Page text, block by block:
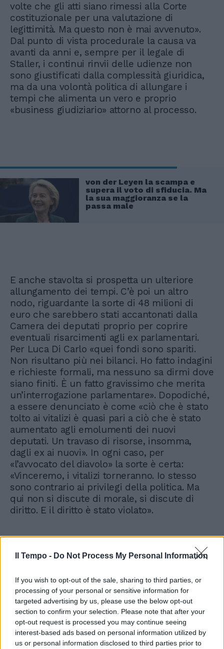
Il Tempo - Do Not Process My Personal Information
If you wish to opt-out of the sale, sharing to third parties, or
processing of your personal or sensitive information for
targeted advertising by us, please use the below opt-out
section to confirm your selection. Please note that after your
opt-out request is processed you may continue seeing
interest-based ads based on personal information utilized by
us or personal information disclosed to third parties prior to
volte che gli atti siano rimessi alla Corte
costituzionale per una valutazione di
legittimità. Ma questo non è mai avvenuto».
Dal punto di vista procedurale la causa va
avanti da anni e, sempre per il legale di
Staller, i continui rinvii delle udienze non
sono giustificati dalla complessità giuridica,
ma da una volontà politica di allungare i
tempi che alimenta un vero e proprio
«business giudiziario» attorno al processo.
von der Leyen la scampa e
supera il voto di sfiducia. Ma
la sua maggioranza se la
passa male
E anche stavolta si prospetta un ulteriore
allungamento dei tempi. C’è poi un altro
nodo, riguardante la sorte di 48 milioni di
euro che sarebbero stati accantonati dalla
Camera dei deputati proprio per coprire
eventuali risarcimenti agli ex parlamentari.
Per Luca Di Carlo «quei fondi sono spariti.
Non risultano più nei bilanci. Ho fatto indagini
e richieste formali, ma nessuno sa dirmi dove
siano finiti. È un fatto gravissimo che merita
un’interrogazione parlamentare». Dopodiché,
a essere denunciato è come «ciò che è stato
tolto ai vitalizi è quasi pari a ciò che è stato
aumentato agli emolumenti dei nuovi
deputati. Un travaso di risorse, insomma,
dagli ex ai nuovi». In ogni caso, per
«l’avvocato del diavolo» la sorte è certa:
«Vinceremo, i vitalizi torneranno. Io stesso
sono contrario ai privilegi della politica. Ma
qui non si discute di morale, si discute di
diritto. E il diritto è stato violato».